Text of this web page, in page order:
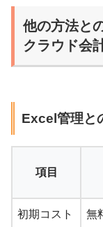
他の方法と
クラウド会
Excel管理と
項目
初期コスト 無